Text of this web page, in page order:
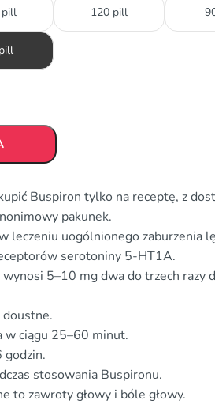
pill 120 pill
Buspiron tylko na receptę, z
pakunek.
leczeniu uogólnionego zaburzenia
serotoniny 5-HT1A.
5–10 mg dwa do trzech razy
w ciągu 25–60 minut.
godzin.
stosowania Buspironu.
to zawroty głowy i bóle głowy.